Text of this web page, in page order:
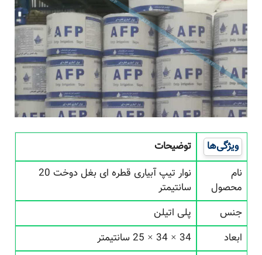
ویژگی‌ها
توضیحات
محصول
نوار تیپ آبیاری قطره ای بغل دوخت 20
سانتیمتر
جنس
پلی اتیلن
ابعاد